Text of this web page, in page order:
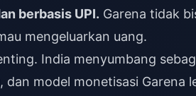
berbasis UPI. Garena tidak
mengeluarkan uang.
India menyumbang
dan model monetisasi Garena